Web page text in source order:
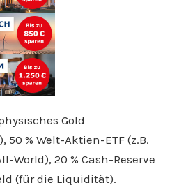
Gold
% Welt-Aktien-ETF (z.B.
World), 20 % Cash-Reserve
(für die Liquidität).